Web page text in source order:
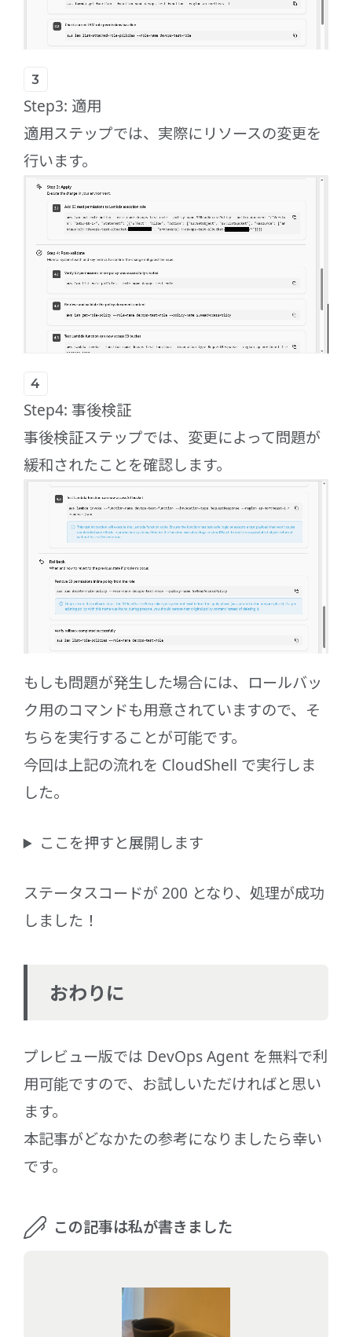
Step3: 適用
適用ステップでは、実際にリソースの変更を
行います。
Step4: 事後検証
事後検証ステップでは、変更によって問題が
緩和されたことを確認します。
もしも問題が発生した場合には、ロールバッ
ク用のコマンドも用意されていますので、そ
ちらを実行することが可能です。
今回は上記の流れを CloudShell で実行しま
した。
ここを押すと展開します
ステータスコードが 200 となり、処理が成功
しました！
おわりに
プレビュー版では DevOps Agent を無料で利
用可能ですので、お試しいただければと思い
ます。
本記事がどなかたの参考になりましたら幸い
です。
この記事は私が書きました